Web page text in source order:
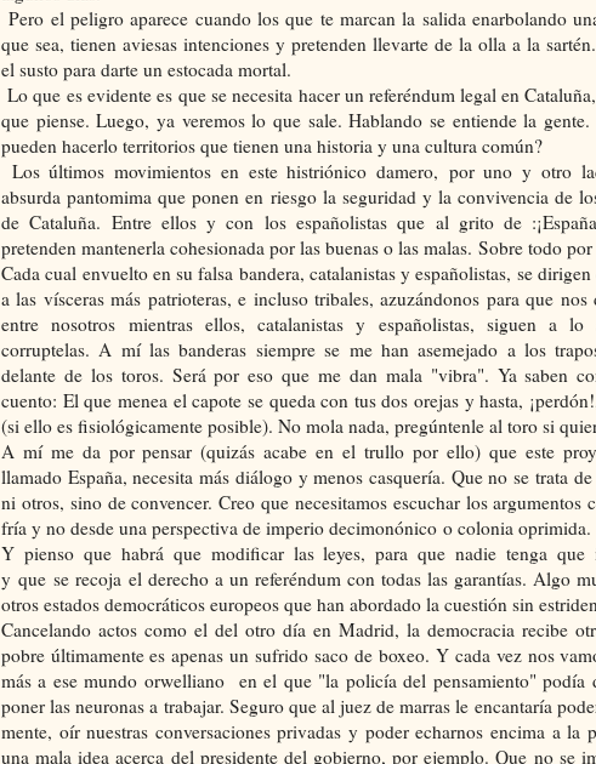
Pero el peligro aparece cuando los que te marcan la salida enarbolando
que sea, tienen aviesas intenciones y pretenden llevarte de la olla a la
el susto para darte un estocada mortal.
Lo que es evidente es que se necesita hacer un referéndum legal en
que piense. Luego, ya veremos lo que sale. Hablando se entiende la
pueden hacerlo territorios que tienen una historia y una cultura común?
Los últimos movimientos en este histriónico damero, por uno y otro
absurda pantomima que ponen en riesgo la seguridad y la convivencia de
de Cataluña. Entre ellos y con los españolistas que al grito de
pretenden mantenerla cohesionada por las buenas o las malas. Sobre todo por
Cada cual envuelto en su falsa bandera, catalanistas y españolistas, se
a las vísceras más patrioteras, e incluso tribales, azuzándonos para que nos
entre nosotros mientras ellos, catalanistas y españolistas, siguen a
corruptelas. A mí las banderas siempre se me han asemejado a los
delante de los toros. Será por eso que me dan mala "vibra". Ya saben
cuento: El que menea el capote se queda con tus dos orejas y hasta,
(si ello es fisiológicamente posible). No mola nada, pregúntenle al toro si
A mí me da por pensar (quizás acabe en el trullo por ello) que este
llamado España, necesita más diálogo y menos casquería. Que no se trata
ni otros, sino de convencer. Creo que necesitamos escuchar los argumentos
fría y no desde una perspectiva de imperio decimonónico o colonia oprimida.
Y pienso que habrá que modificar las leyes, para que nadie tenga que
y que se recoja el derecho a un referéndum con todas las garantías. Algo
otros estados democráticos europeos que han abordado la cuestión sin
Cancelando actos como el del otro día en Madrid, la democracia recibe
pobre últimamente es apenas un sufrido saco de boxeo. Y cada vez nos
más a ese mundo orwelliano en el que "la policía del pensamiento" podía
poner las neuronas a trabajar. Seguro que al juez de marras le encantaría
mente, oír nuestras conversaciones privadas y poder echarnos encima a la
una mala idea acerca del presidente del gobierno, por ejemplo. Que no se